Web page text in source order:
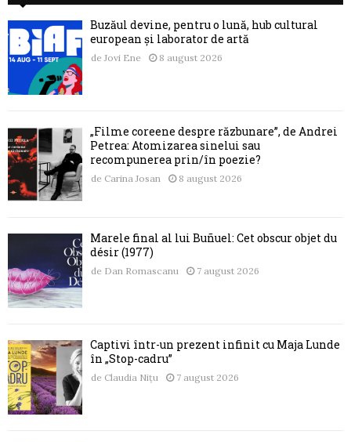
Buzăul devine, pentru o lună, hub cultural
european și laborator de artă
de Jovi Ene 8 august 2026
„Filme coreene despre răzbunare”, de Andrei
Petrea: Atomizarea sinelui sau
recompunerea prin/în poezie?
de Carina Josan 8 august 2026
Marele final al lui Buñuel: Cet obscur objet du
désir (1977)
de Dan Romascanu 7 august 2026
Captivi într-un prezent infinit cu Maja Lunde
în „Stop-cadru”
de Claudia Nițu 7 august 2026